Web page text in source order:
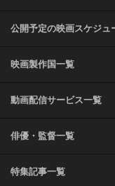
公開予定の映画スケジュ
映画製作国一覧
動画配信サービス一覧
俳優・監督一覧
特集記事一覧